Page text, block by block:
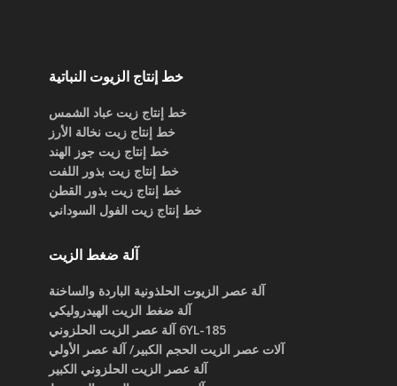
خط إنتاج الزيوت النباتية
خط إنتاج زيت عباد الشمس
خط إنتاج زيت نخالة الأرز
خط إنتاج زيت جوز الهند
خط إنتاج زيت بذور اللفت
خط إنتاج زيت بذور القطن
خط إنتاج زيت الفول السوداني
آلة ضغط الزيت
آلة عصر الزيوت الحلذونية الباردة والساخنة
آلة ضغط الزيت الهيدروليكي
6YL-185 آلة عصر الزيت الحلزوني
آلات عصر الزيت الحجم الكبير/ آلة عصر الأولي
آلة عصر الزيت الحلزوني الكبير